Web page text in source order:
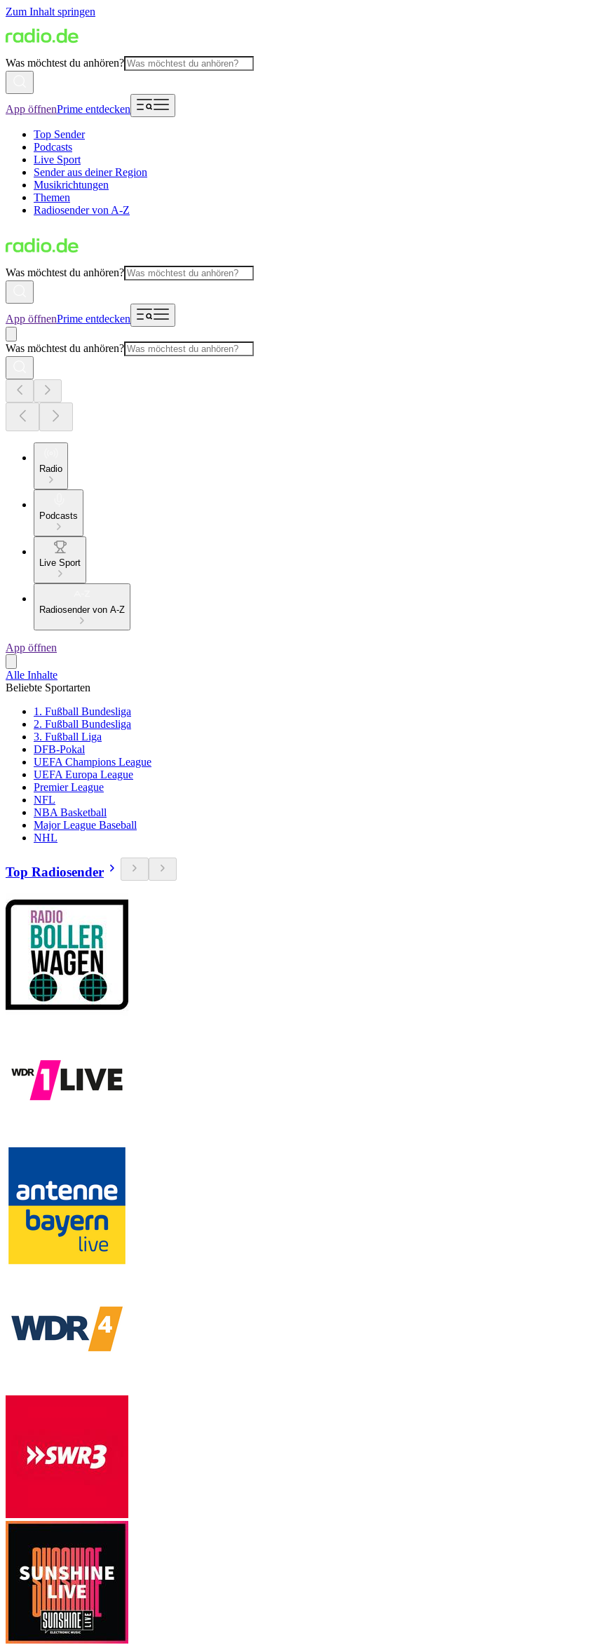
Zum Inhalt springen
Was möchtest du anhören?
App öffnenPrime entdecken
Top Sender
Podcasts
Live Sport
Sender aus deiner Region
Musikrichtungen
Themen
Radiosender von A-Z
Was möchtest du anhören?
App öffnenPrime entdecken
Was möchtest du anhören?
Radio
Podcasts
Live Sport
Radiosender von A-Z
App öffnen
Alle Inhalte
Beliebte Sportarten
1. Fußball Bundesliga
2. Fußball Bundesliga
3. Fußball Liga
DFB-Pokal
UEFA Champions League
UEFA Europa League
Premier League
NFL
NBA Basketball
Major League Baseball
NHL
Top Radiosender